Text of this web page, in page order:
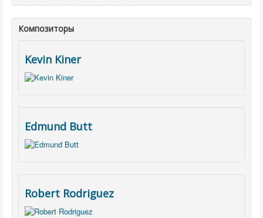
Композиторы
Kevin Kiner
Edmund Butt
Robert Rodriguez